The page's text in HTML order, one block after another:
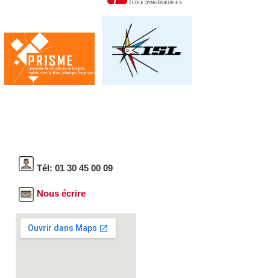
Tél: 01 30 45 00 09
Nous écrire